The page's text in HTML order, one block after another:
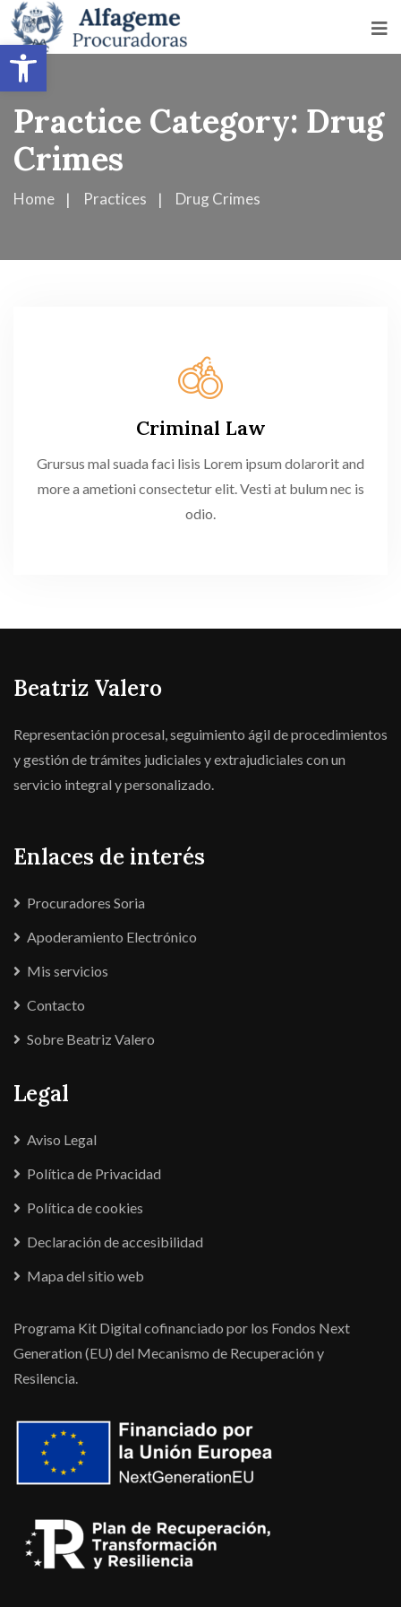
Abrir barra de herramientas
Practice Category: Drug
Crimes
Home Practices Drug Crimes
Criminal Law
Grursus mal suada faci lisis Lorem ipsum dolarorit and
more a ametioni consectetur elit. Vesti at bulum nec is
odio.
Beatriz Valero
Representación procesal, seguimiento ágil de procedimientos
y gestión de trámites judiciales y extrajudiciales con un
servicio integral y personalizado.
Enlaces de interés
Procuradores Soria
Apoderamiento Electrónico
Mis servicios
Contacto
Sobre Beatriz Valero
Legal
Aviso Legal
Política de Privacidad
Política de cookies
Declaración de accesibilidad
Mapa del sitio web
Programa Kit Digital cofinanciado por los Fondos Next
Generation (EU) del Mecanismo de Recuperación y
Resilencia.